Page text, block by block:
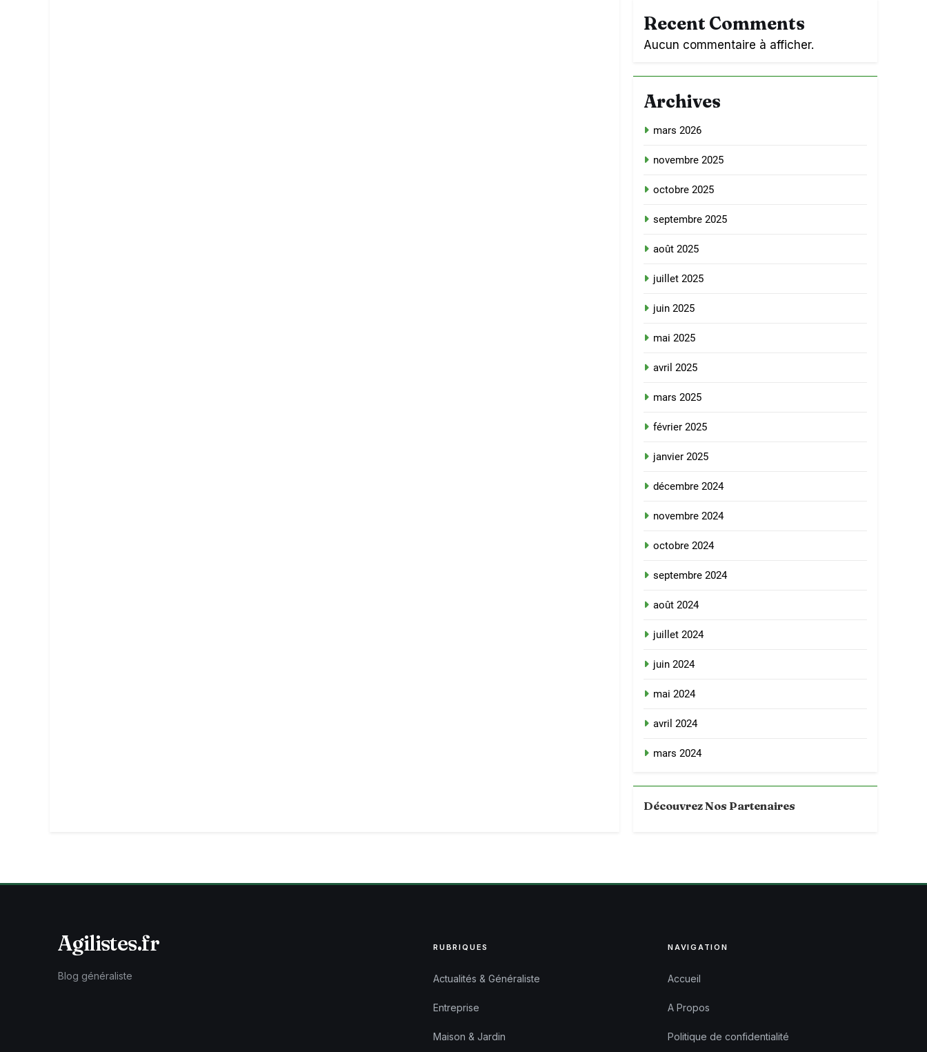
Recent Comments
Aucun commentaire à afficher.
Archives
mars 2026
novembre 2025
octobre 2025
septembre 2025
août 2025
juillet 2025
juin 2025
mai 2025
avril 2025
mars 2025
février 2025
janvier 2025
décembre 2024
novembre 2024
octobre 2024
septembre 2024
août 2024
juillet 2024
juin 2024
mai 2024
avril 2024
mars 2024
Découvrez Nos Partenaires
Agilistes.fr
Blog généraliste
RUBRIQUES
Actualités & Généraliste
Entreprise
Maison & Jardin
NAVIGATION
Accueil
A Propos
Politique de confidentialité